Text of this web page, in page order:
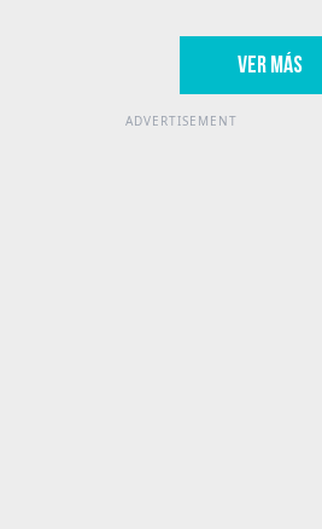
VER MÁS